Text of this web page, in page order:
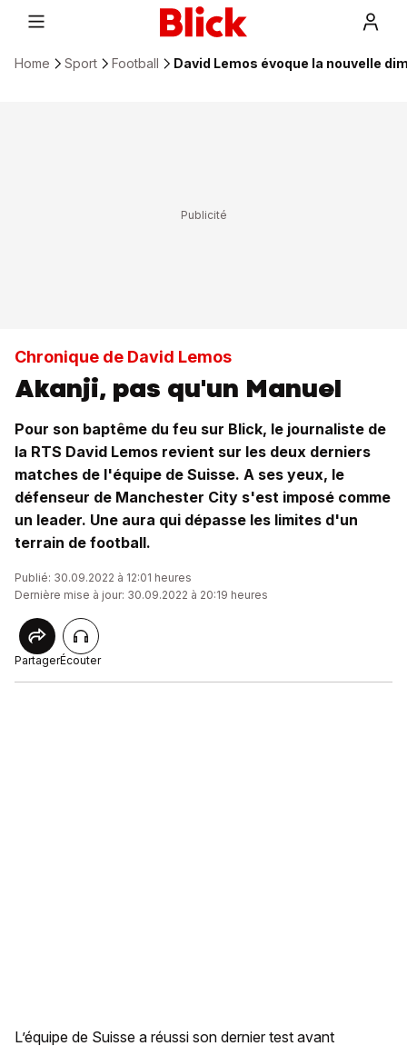
Home Sport Football David Lemos évoque la nouvelle
Chronique de David Lemos
Akanji, pas qu'un Manuel
Pour son baptême du feu sur Blick, le journaliste de
la RTS David Lemos revient sur les deux derniers
matches de l'équipe de Suisse. A ses yeux, le
défenseur de Manchester City s'est imposé comme
un leader. Une aura qui dépasse les limites d'un
terrain de football.
Publié: 30.09.2022 à 12:01 heures
Dernière mise à jour: 30.09.2022 à 20:19 heures
PartagerÉcouter
L’équipe de Suisse a réussi son dernier test avant